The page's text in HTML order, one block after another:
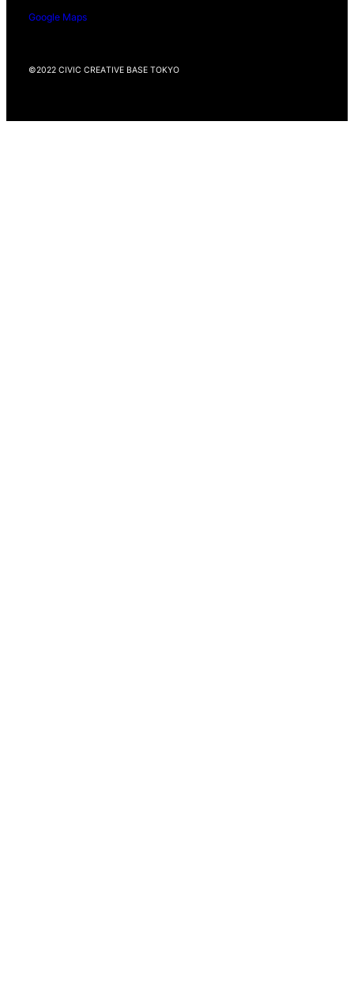
Google Maps
©2022 CIVIC CREATIVE BASE TOKYO